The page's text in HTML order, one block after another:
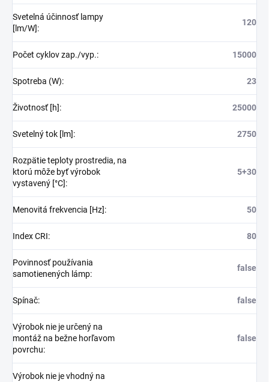
Svetelná účinnosť lampy
[lm/W]:
120
Počet cyklov zap./vyp.: 15000
Spotreba (W): 23
Životnosť [h]: 25000
Svetelný tok [lm]: 2750
Rozpätie teploty prostredia, na
ktorú môže byť výrobok
vystavený [°C]:
5+30
Menovitá frekvencia [Hz]: 50
Index CRI: 80
Povinnosť používania
samotienených lámp:
false
Spínač: false
Výrobok nie je určený na
montáž na bežne horľavom
povrchu:
false
Výrobok nie je vhodný na